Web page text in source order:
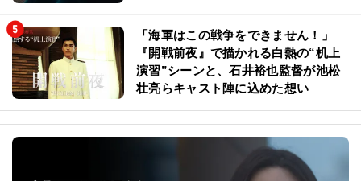
「海軍はこの戦争をできません！」
『開戦前夜』で描かれる白熱の“机上
演習”シーンと、石井裕也監督が池松
壮亮らキャスト陣に込めた想い